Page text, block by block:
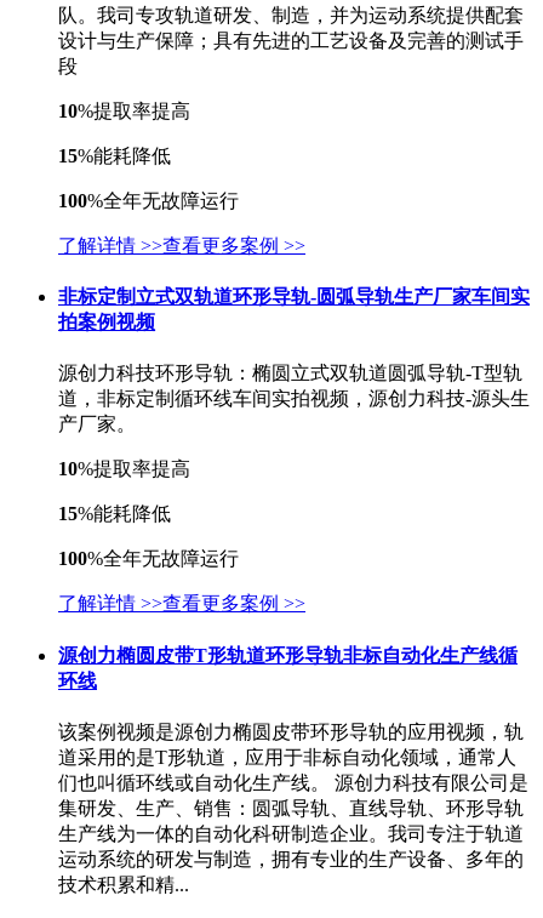
队。我司专攻轨道研发、制造，并为运动系统提供配套
设计与生产保障；具有先进的工艺设备及完善的测试手
段
10%提取率提高
15%能耗降低
100%全年无故障运行
了解详情 >>查看更多案例 >>
非标定制立式双轨道环形导轨-圆弧导轨生产厂家车间实
拍案例视频
源创力科技环形导轨：椭圆立式双轨道圆弧导轨-T型轨
道，非标定制循环线车间实拍视频，源创力科技-源头生
产厂家。
10%提取率提高
15%能耗降低
100%全年无故障运行
了解详情 >>查看更多案例 >>
源创力椭圆皮带T形轨道环形导轨非标自动化生产线循
环线
该案例视频是源创力椭圆皮带环形导轨的应用视频，轨
道采用的是T形轨道，应用于非标自动化领域，通常人
们也叫循环线或自动化生产线。 源创力科技有限公司是
集研发、生产、销售：圆弧导轨、直线导轨、环形导轨
生产线为一体的自动化科研制造企业。我司专注于轨道
运动系统的研发与制造，拥有专业的生产设备、多年的
技术积累和精...